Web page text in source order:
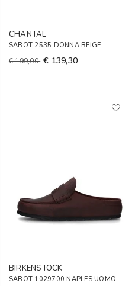
CHANTAL
SABOT 2535 DONNA BEIGE
€ 199,00 € 139,30
BIRKENSTOCK
SABOT 1029700 NAPLES UOMO